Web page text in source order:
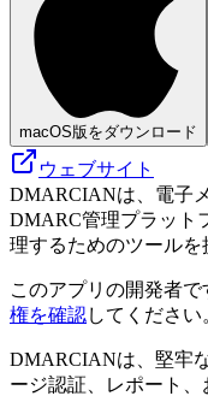
macOS版をダウンロード
ウェブサイト
DMARCIANは、電子
DMARC管理プラット
理するためのツールを
このアプリの開発者で
権を確認してください
DMARCIANは、堅牢
ージ認証、レポート